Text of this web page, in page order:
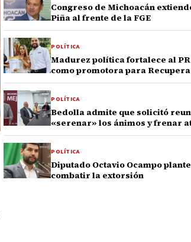
Congreso de Michoacán
Piña al frente de la FGE
POLÍTICA
Madurez política fortalece al
como promotora para
POLÍTICA
Bedolla admite que solicitó
«serenar» los ánimos y frenar
POLÍTICA
Diputado Octavio Ocampo
combatir la extorsión